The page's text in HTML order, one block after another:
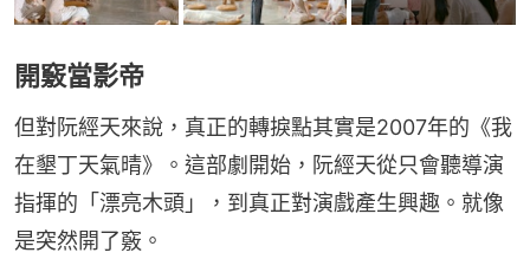
開竅當影帝
但對阮經天來說，真正的轉捩點其實是2007年的《我
在墾丁天氣晴》。這部劇開始，阮經天從只會聽導演
指揮的「漂亮木頭」，到真正對演戲產生興趣。就像
是突然開了竅。